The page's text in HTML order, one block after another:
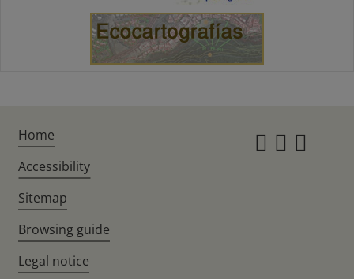
Home
Accessibility
Sitemap
Browsing guide
Legal notice